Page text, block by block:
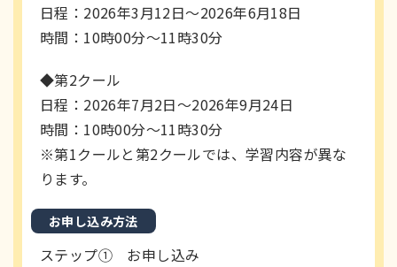
日程：2026年3月12日～2026年6月18日
時間：10時00分～11時30分
◆第2クール
日程：2026年7月2日～2026年9月24日
時間：10時00分～11時30分
※第1クールと第2クールでは、学習内容が異な
ります。
お申し込み方法
ステップ① お申し込み